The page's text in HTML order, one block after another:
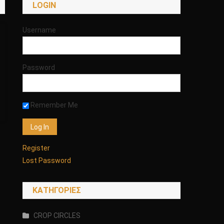
LOGIN
Username
Password
Remember Me
Register
Lost Password
KΑΤΗΓΟΡΊΕΣ
CROP CIRCLES